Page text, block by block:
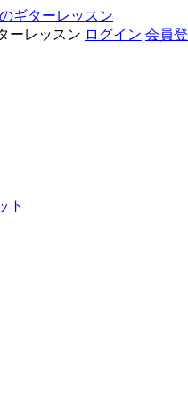
ーレッスン ログイン 会員
ト